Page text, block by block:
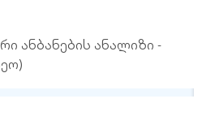
ანბანების ანალიზი -